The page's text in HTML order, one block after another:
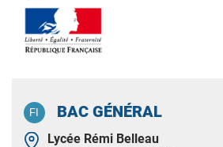
BAC GÉNÉRAL
Lycée Rémi Belleau